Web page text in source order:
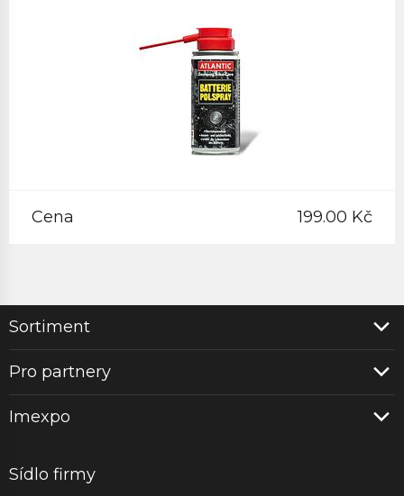
Cena 199.00 Kč
Sortiment
Pro partnery
Imexpo
Sídlo firmy